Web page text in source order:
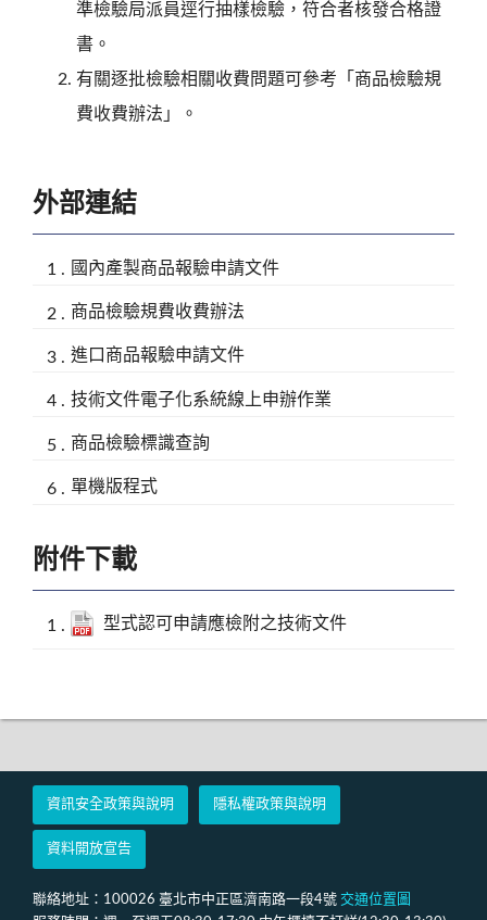
準檢驗局派員逕行抽樣檢驗，符合者核發合格證
書。
有關逐批檢驗相關收費問題可參考「商品檢驗規
費收費辦法」。
外部連結
國內產製商品報驗申請文件
商品檢驗規費收費辦法
進口商品報驗申請文件
技術文件電子化系統線上申辦作業
商品檢驗標識查詢
單機版程式
附件下載
型式認可申請應檢附之技術文件
資訊安全政策與說明 隱私權政策與說明
資料開放宣告
聯絡地址：100026 臺北市中正區濟南路一段4號 交通位置圖